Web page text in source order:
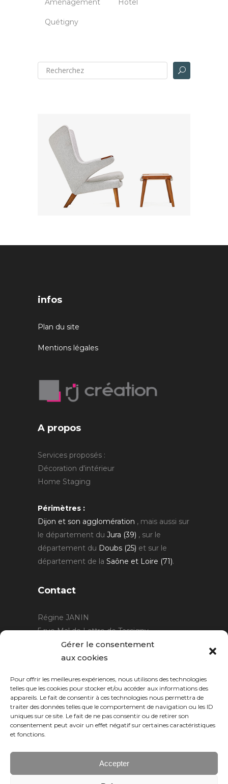
Gérer le consentement
aux cookies
Pour offrir les meilleures expériences, nous utilisons des technologies
telles que les cookies pour stocker et/ou accéder aux informations des
appareils. Le fait de consentir à ces technologies nous permettra de
traiter des données telles que le comportement de navigation ou les ID
uniques sur ce site. Le fait de ne pas consentir ou de retirer son
consentement peut avoir un effet négatif sur certaines caractéristiques
et fonctions.
Accepter
Aménagement Hotel
Quétigny
infos
Plan du site
Mentions légales
A propos
Services proposés :
Décoration d'intérieur
Home Staging
Périmètres :
Dijon et son agglomération , mais aussi sur
le département du Jura (39) , sur le
département du Doubs (25) et sur le
département de la Saône et Loire (71).
Contact
Régine JANIN
5 rue Mal de Lattre de Tassigny
21220 Gevrey Chambertin
06 15 15 80 29
Horaires :sur rendez-vous.